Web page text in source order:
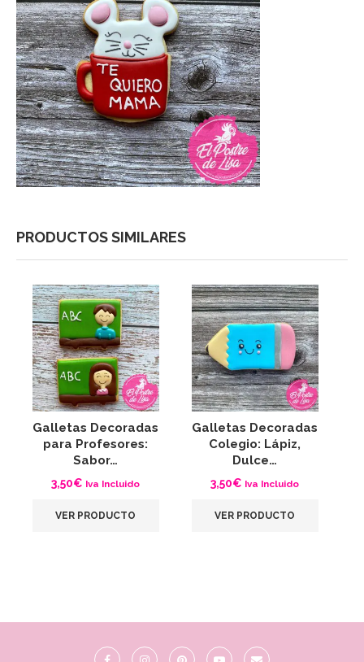
PRODUCTOS SIMILARES
Galletas Decoradas
para Profesores:
Sabor…
3,50€ Iva Incluido
VER PRODUCTO
Galletas Decoradas
Colegio: Lápiz,
Dulce…
3,50€ Iva Incluido
VER PRODUCTO